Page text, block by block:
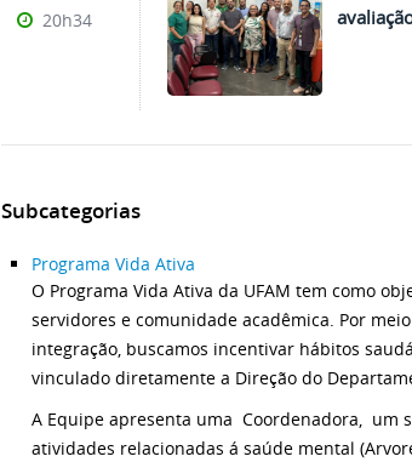
20h34
Subcategorias
Programa Vida Ativa
O Programa Vida Ativa da UFAM tem como
servidores e comunidade acadêmica. Por
integração, buscamos incentivar hábitos
vinculado diretamente a Direção do
A Equipe apresenta uma Coordenadora, um
atividades relacionadas á saúde mental